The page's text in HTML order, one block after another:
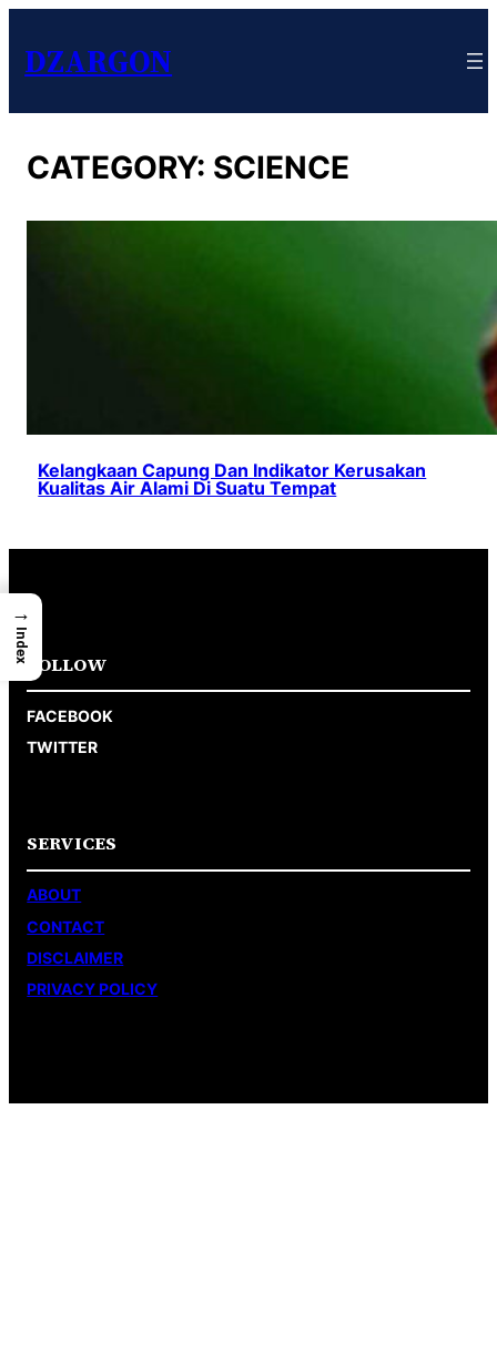
DZARGON
CATEGORY: SCIENCE
Kelangkaan Capung Dan Indikator Kerusakan
Kualitas Air Alami Di Suatu Tempat
FOLLOW
FACEBOOK
TWITTER
SERVICES
ABOUT
CONTACT
DISCLAIMER
PRIVACY POLICY
→
Index